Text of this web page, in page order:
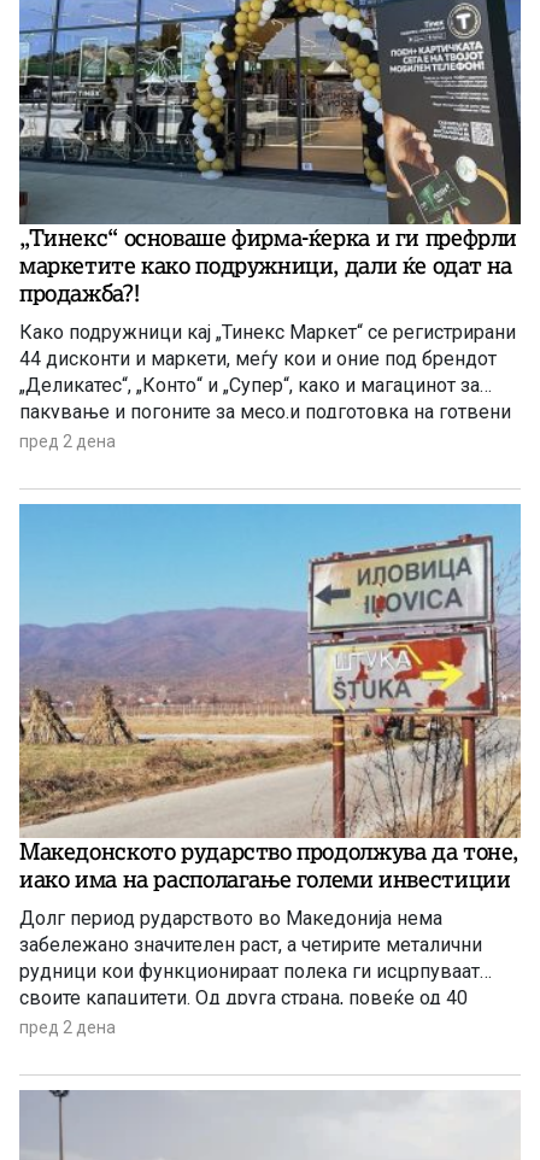
„Тинекс“ основаше фирма-ќерка и ги префрли
маркетите како подружници, дали ќе одат на
продажба?!
Како подружници кај „Тинекс Маркет“ се регистрирани
44 дисконти и маркети, меѓу кои и оние под брендот
„Деликатес“, „Конто“ и „Супер“, како и магацинот за
пакување и погоните за месо.и подготовка на готвени
јадења. Префрлен е и центарот за логистика, односно
пред 2 дена
Македонското рударство продолжува да тоне,
иако има на располагање големи инвестиции
Долг период рударството во Македонија нема
забележано значителен раст, а четирите металични
рудници кои функционираат полека ги исцрпуваат
своите капацитети. Од друга страна, повеќе од 40
години се нема реализирано ниту една голема
единствена сериозна најава има за проектот за рудник
за бакар во Иловица.
пред 2 дена